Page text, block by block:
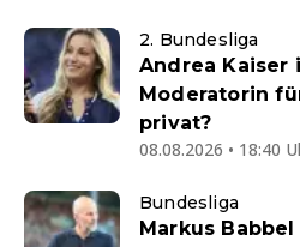
2. Bundesliga
Andrea Kaiser
Moderatorin
privat?
08.08.2026 • 18:40
Bundesliga
Markus